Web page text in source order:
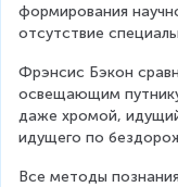
формирования
отсутствие
Фрэнсис Бэкон
освещающим
даже хромой,
идущего по
Все методы